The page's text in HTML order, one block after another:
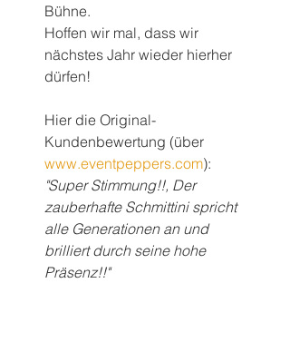
Bühne.
Hoffen wir mal, dass wir
nächstes Jahr wieder hierher
dürfen!
Hier die Original-
Kundenbewertung (über
www.eventpeppers.com):
"Super Stimmung!!, Der
zauberhafte Schmittini spricht
alle Generationen an und
brilliert durch seine hohe
Präsenz!!"